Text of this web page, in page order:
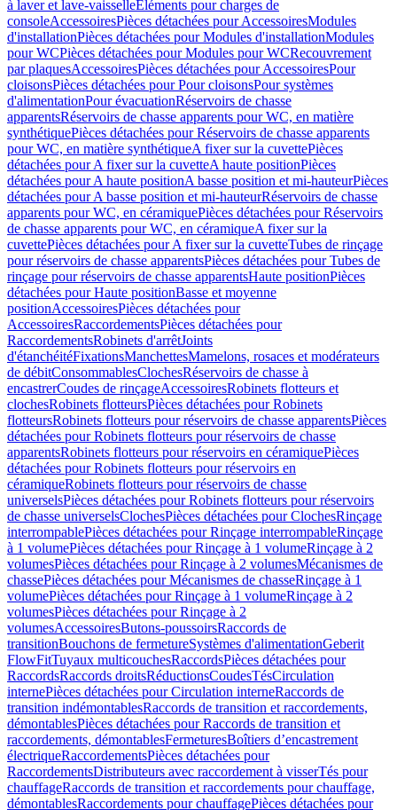
à laver et lave-vaisselleEléments pour charges de
consoleAccessoiresPièces détachées pour AccessoiresModules
d'installationPièces détachées pour Modules d'installationModules
pour WCPièces détachées pour Modules pour WCRecouvrement
par plaquesAccessoiresPièces détachées pour AccessoiresPour
cloisonsPièces détachées pour Pour cloisonsPour systèmes
d'alimentationPour évacuationRéservoirs de chasse
apparentsRéservoirs de chasse apparents pour WC, en matière
synthétiquePièces détachées pour Réservoirs de chasse apparents
pour WC, en matière synthétiqueA fixer sur la cuvettePièces
détachées pour A fixer sur la cuvetteA haute positionPièces
détachées pour A haute positionA basse position et mi-hauteurPièces
détachées pour A basse position et mi-hauteurRéservoirs de chasse
apparents pour WC, en céramiquePièces détachées pour Réservoirs
de chasse apparents pour WC, en céramiqueA fixer sur la
cuvettePièces détachées pour A fixer sur la cuvetteTubes de rinçage
pour réservoirs de chasse apparentsPièces détachées pour Tubes de
rinçage pour réservoirs de chasse apparentsHaute positionPièces
détachées pour Haute positionBasse et moyenne
positionAccessoiresPièces détachées pour
AccessoiresRaccordementsPièces détachées pour
RaccordementsRobinets d'arrêtJoints
d'étanchéitéFixationsManchettesMamelons, rosaces et modérateurs
de débitConsommablesClochesRéservoirs de chasse à
encastrerCoudes de rinçageAccessoiresRobinets flotteurs et
clochesRobinets flotteursPièces détachées pour Robinets
flotteursRobinets flotteurs pour réservoirs de chasse apparentsPièces
détachées pour Robinets flotteurs pour réservoirs de chasse
apparentsRobinets flotteurs pour réservoirs en céramiquePièces
détachées pour Robinets flotteurs pour réservoirs en
céramiqueRobinets flotteurs pour réservoirs de chasse
universelsPièces détachées pour Robinets flotteurs pour réservoirs
de chasse universelsClochesPièces détachées pour ClochesRinçage
interrompablePièces détachées pour Rinçage interrompableRinçage
à 1 volumePièces détachées pour Rinçage à 1 volumeRinçage à 2
volumesPièces détachées pour Rinçage à 2 volumesMécanismes de
chassePièces détachées pour Mécanismes de chasseRinçage à 1
volumePièces détachées pour Rinçage à 1 volumeRinçage à 2
volumesPièces détachées pour Rinçage à 2
volumesAccessoiresButons-poussoirsRaccords de
transitionBouchons de fermetureSystèmes d'alimentationGeberit
FlowFitTuyaux multicouchesRaccordsPièces détachées pour
RaccordsRaccords droitsRéductionsCoudesTésCirculation
internePièces détachées pour Circulation interneRaccords de
transition indémontablesRaccords de transition et raccordements,
démontablesPièces détachées pour Raccords de transition et
raccordements, démontablesFermeturesBoîtiers d’encastrement
électriqueRaccordementsPièces détachées pour
RaccordementsDistributeurs avec raccordement à visserTés pour
chauffageRaccords de transition et raccordements pour chauffage,
démontablesRaccordements pour chauffagePièces détachées pour